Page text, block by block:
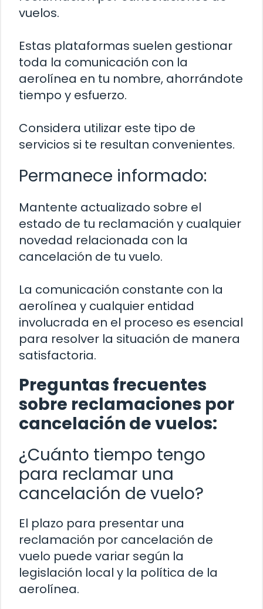
vuelos.
Estas plataformas suelen gestionar
toda la comunicación con la
aerolínea en tu nombre, ahorrándote
tiempo y esfuerzo.
Considera utilizar este tipo de
servicios si te resultan convenientes.
Permanece informado:
Mantente actualizado sobre el
estado de tu reclamación y cualquier
novedad relacionada con la
cancelación de tu vuelo.
La comunicación constante con la
aerolínea y cualquier entidad
involucrada en el proceso es esencial
para resolver la situación de manera
satisfactoria.
Preguntas frecuentes
sobre reclamaciones por
cancelación de vuelos:
¿Cuánto tiempo tengo
para reclamar una
cancelación de vuelo?
El plazo para presentar una
reclamación por cancelación de
vuelo puede variar según la
legislación local y la política de la
aerolínea.